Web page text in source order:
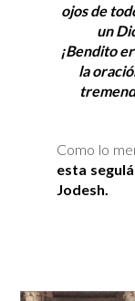
ojos de
un
¡Bendito
la
Como lo
esta
Jodesh.